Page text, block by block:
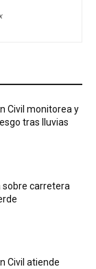
Civil monitorea y
tras lluvias
sobre carretera
Civil atiende